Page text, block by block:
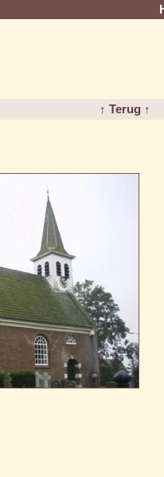
↑ Terug ↑